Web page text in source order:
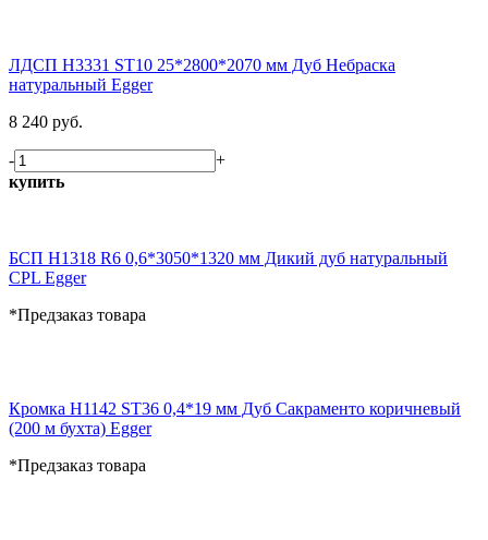
ЛДСП H3331 ST10 25*2800*2070 мм Дуб Небраска
натуральный Egger
8 240 руб.
-
+
купить
БСП H1318 R6 0,6*3050*1320 мм Дикий дуб натуральный
CPL Egger
*Предзаказ товара
Кромка H1142 ST36 0,4*19 мм Дуб Сакраменто коричневый
(200 м бухта) Egger
*Предзаказ товара